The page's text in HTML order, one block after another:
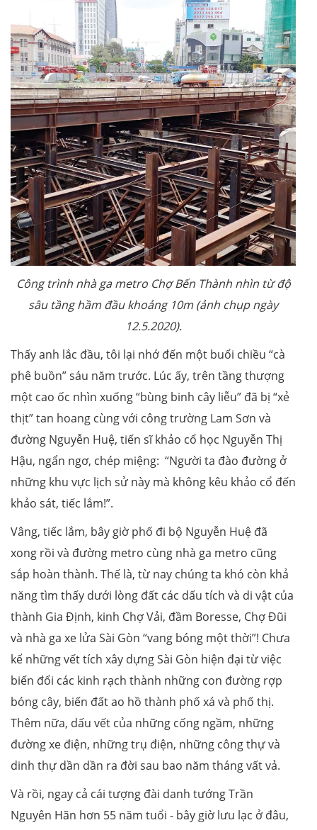
Công trình nhà ga metro Chợ Bến Thành nhìn từ độ
sâu tầng hầm đầu khoảng 10m (ảnh chụp ngày
12.5.2020).
Thấy anh lắc đầu, tôi lại nhớ đến một buổi chiều “cà
phê buồn” sáu năm trước. Lúc ấy, trên tầng thượng
một cao ốc nhìn xuống “bùng binh cây liễu” đã bị “xẻ
thịt” tan hoang cùng với công trường Lam Sơn và
đường Nguyễn Huệ, tiến sĩ khảo cổ học Nguyễn Thị
Hậu, ngẩn ngơ, chép miệng: “Người ta đào đường ở
những khu vực lịch sử này mà không kêu khảo cổ đến
khảo sát, tiếc lắm!”.
Vâng, tiếc lắm, bây giờ phố đi bộ Nguyễn Huệ đã
xong rồi và đường metro cùng nhà ga metro cũng
sắp hoàn thành. Thế là, từ nay chúng ta khó còn khả
năng tìm thấy dưới lòng đất các dấu tích và di vật của
thành Gia Định, kinh Chợ Vải, đầm Boresse, Chợ Đũi
và nhà ga xe lửa Sài Gòn “vang bóng một thời”! Chưa
kể những vết tích xây dựng Sài Gòn hiện đại từ việc
biến đổi các kinh rạch thành những con đường rợp
bóng cây, biến đất ao hồ thành phố xá và phố thị.
Thêm nữa, dấu vết của những cống ngầm, những
đường xe điện, những trụ điện, những công thự và
dinh thự dần dần ra đời sau bao năm tháng vất vả.
Và rồi, ngay cả cái tượng đài danh tướng Trần
Nguyên Hãn hơn 55 năm tuổi - bây giờ lưu lạc ở đâu,